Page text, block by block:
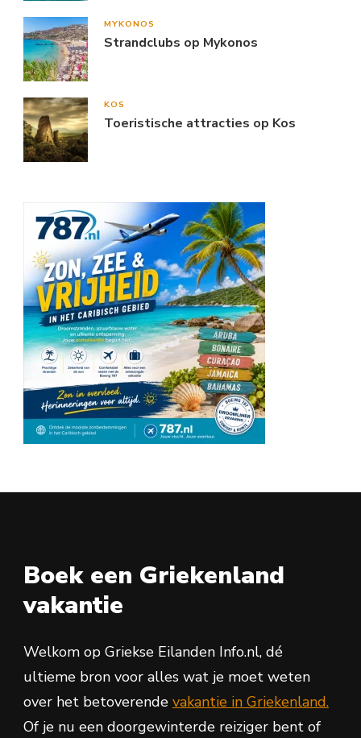
MYKONOS
Strandclubs op Mykonos
KOS
Toeristische attracties op Kos
Boek een Griekenland
vakantie
Welkom op Griekse Eilanden Info.nl, dé
ultieme bron voor alles wat je moet weten
over het betoverende vakantie in Griekenland.
Of je nu een doorgewinterde reiziger bent of